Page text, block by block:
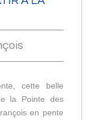
cette belle
la Pointe des
en pente